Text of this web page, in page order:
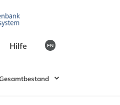
Hilfe EN